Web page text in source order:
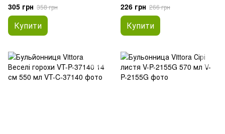
305 грн 358 грн
Купити
226 грн 266 грн
Купити